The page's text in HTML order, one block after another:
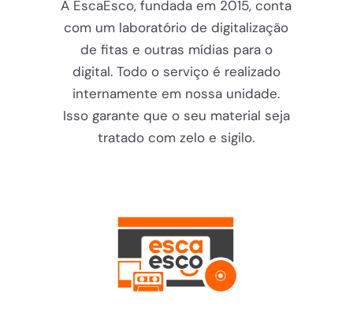
A EscaEsco, fundada em 2015, conta
com um laboratório de digitalização
de fitas e outras mídias para o
digital. Todo o serviço é realizado
internamente em nossa unidade.
Isso garante que o seu material seja
tratado com zelo e sigilo.